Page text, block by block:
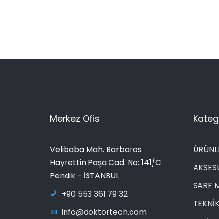
Merkez Ofis
Velibaba Mah. Barbaros
Hayrettin Paşa Cad. No: 141/C
Pendik - İSTANBUL
+90 553 361 79 32
info@doktortech.com
SARF